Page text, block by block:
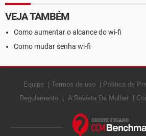
VEJA TAMBÉM
Como aumentar o alcance do wi-fi
Como mudar senha wi-fi
Equipe Termos de uso Política de
Regulamento
A Revista Da Mulher